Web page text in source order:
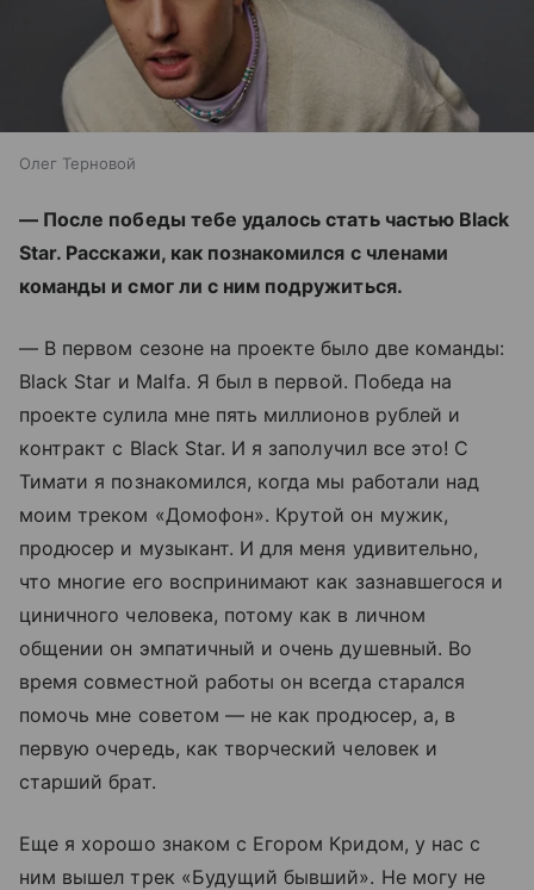
Олег Терновой
— После победы тебе удалось стать частью Black
Star. Расскажи, как познакомился с членами
команды и смог ли с ним подружиться.
— В первом сезоне на проекте было две команды:
Black Star и Malfa. Я был в первой. Победа на
проекте сулила мне пять миллионов рублей и
контракт с Black Star. И я заполучил все это! С
Тимати я познакомился, когда мы работали над
моим треком «Домофон». Крутой он мужик,
продюсер и музыкант. И для меня удивительно,
что многие его воспринимают как зазнавшегося и
циничного человека, потому как в личном
общении он эмпатичный и очень душевный. Во
время совместной работы он всегда старался
помочь мне советом — не как продюсер, а, в
первую очередь, как творческий человек и
старший брат.
Еще я хорошо знаком с Егором Кридом, у нас с
ним вышел трек «Будущий бывший». Не могу не